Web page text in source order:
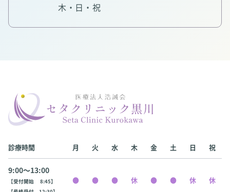
木・日・祝
診療時間 月 火 水 木 金 土 日 祝
9:00〜13:00
【受付開始 8:45】